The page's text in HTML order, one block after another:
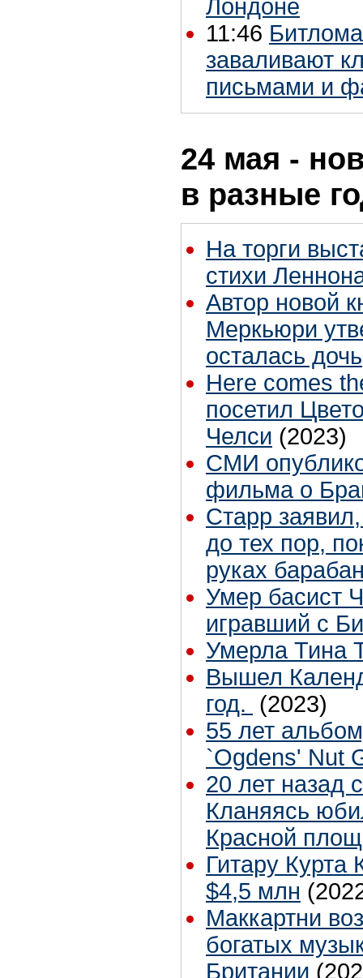
Лондоне
11:46
заваливают
письмами и
24 мая -
в разные
На торги
стихи
Автор новой
Меркьюри
осталась дочь
Here comes
посетил
Челси (2023)
СМИ
фильма о
Старр
до тех пор,
руках
Умер басист
игравший с
Умерла Тина
Вышел
год. (2023)
55 лет
`Ogdens' Nut
20 лет назад
Кланяясь
Красной
Гитару Курта
$4,5 млн
Маккартни
богатых
Британии